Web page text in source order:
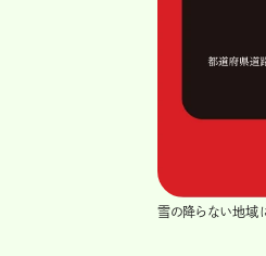
雪の降らない地域